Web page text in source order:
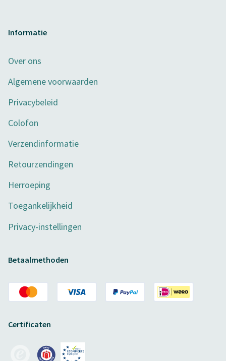
Informatie
Over ons
Algemene voorwaarden
Privacybeleid
Colofon
Verzendinformatie
Retourzendingen
Herroeping
Toegankelijkheid
Privacy-instellingen
Betaalmethoden
Certificaten